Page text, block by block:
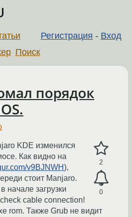
Регистрация - Вход
Поиск
порядок
2
0
KDE изменился
Как видно на
v9BJNWH),
стоит Manjaro.
начале загрузки
cable connection!
rom. Также Grub не видит